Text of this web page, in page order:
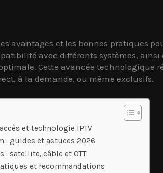
avantages et les bonnes pratiques
avec différents systèmes, ainsi
Cette avancée technologique
à la demande, ou même exclusifs.
et technologie IPTV
: guides et astuces 2026
satellite, câble et OTT
et recommandations